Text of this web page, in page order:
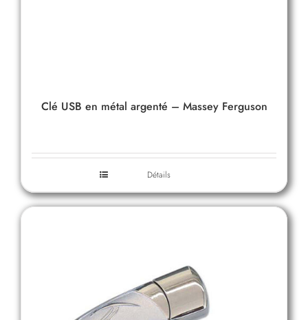
Clé USB en métal argenté – Massey Ferguson
Détails